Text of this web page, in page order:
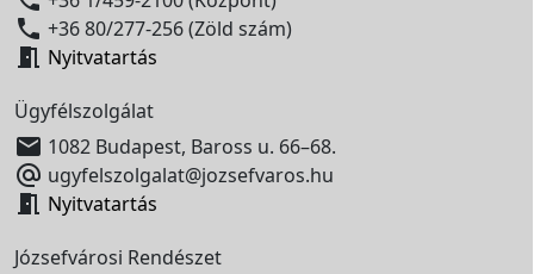
 +36 80/277-256 (Zöld szám)
 Nyitvatartás
Ügyfélszolgálat
 1082 Budapest, Baross u. 66–68.
 ugyfelszolgalat@jozsefvaros.hu
 Nyitvatartás
Józsefvárosi Rendészet